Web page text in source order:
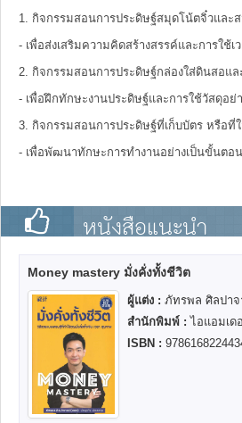
1. กิจกรรมสอนการประดิษฐ์สมุดโน้ตจิ๋วแล
- เพื่อส่งเสริมความคิดสร้างสรรค์และการใช้เ
2. กิจกรรมสอนการประดิษฐ์กล่องใส่ดินสอแล
- เพื่อฝึกทักษะงานประดิษฐ์และการใช้วัสดุอย่
3. กิจกรรมสอนการประดิษฐ์ที่เก็บบัตร หรือที่
- เพื่อพัฒนาทักษะการทำงานอย่างเป็นขั้นตอ
หนังสือแนะนำ
Money mastery มั่งคั่งทั้งชีวิต
ผู้แต่ง :ภัทรพล ศิลปาจ
สำนักพิมพ์ :ไอแอมเด
ISBN :